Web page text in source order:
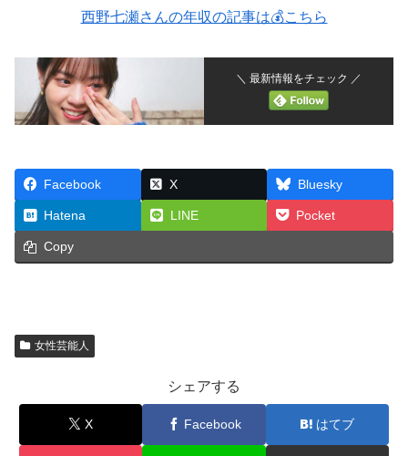
西野七瀬さんの年収の記事は💰こちら
＼ 最新情報をチェック ／
Facebook X Bluesky
Hatena LINE Pocket
Copy
女性芸能人
シェアする
X Facebook はてブ